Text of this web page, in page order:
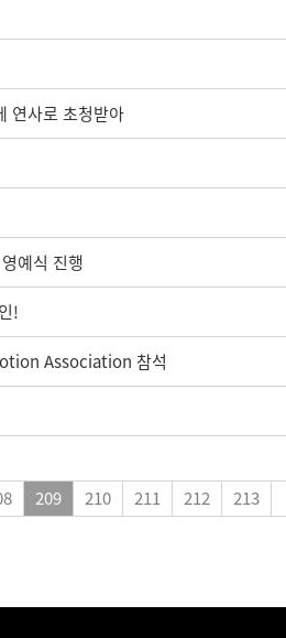
연사로 초청받아
예식 진행
!
Association 참석
209 210 211 212 213